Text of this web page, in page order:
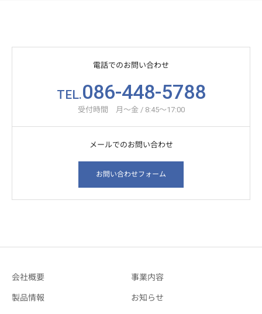
電話でのお問い合わせ
TEL.086-448-5788
受付時間 月～金 / 8:45～17:00
メールでのお問い合わせ
お問い合わせフォーム
会社概要 事業内容
製品情報 お知らせ